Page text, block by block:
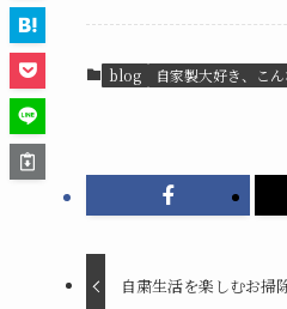
blog 自家製大好き、こ
自粛生活を楽しむお掃